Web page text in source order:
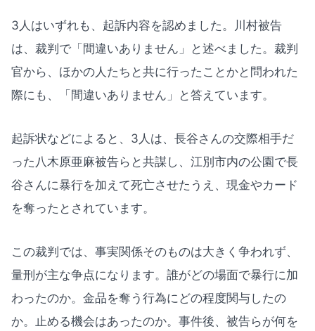
3人はいずれも、起訴内容を認めました。川村被告
は、裁判で「間違いありません」と述べました。裁判
官から、ほかの人たちと共に行ったことかと問われた
際にも、「間違いありません」と答えています。
起訴状などによると、3人は、長谷さんの交際相手だ
った八木原亜麻被告らと共謀し、江別市内の公園で長
谷さんに暴行を加えて死亡させたうえ、現金やカード
を奪ったとされています。
この裁判では、事実関係そのものは大きく争われず、
量刑が主な争点になります。誰がどの場面で暴行に加
わったのか。金品を奪う行為にどの程度関与したの
か。止める機会はあったのか。事件後、被告らが何を